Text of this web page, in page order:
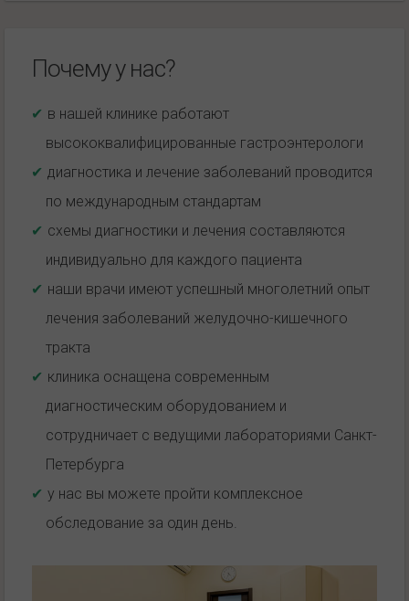
Почему у нас?
в нашей клинике работают
высококвалифицированные гастроэнтерологи
диагностика и лечение заболеваний проводится
по международным стандартам
схемы диагностики и лечения составляются
индивидуально для каждого пациента
наши врачи имеют успешный многолетний опыт
лечения заболеваний желудочно-кишечного
тракта
клиника оснащена современным
диагностическим оборудованием и
сотрудничает с ведущими лабораториями Санкт-
Петербурга
у нас вы можете пройти комплексное
обследование за один день.